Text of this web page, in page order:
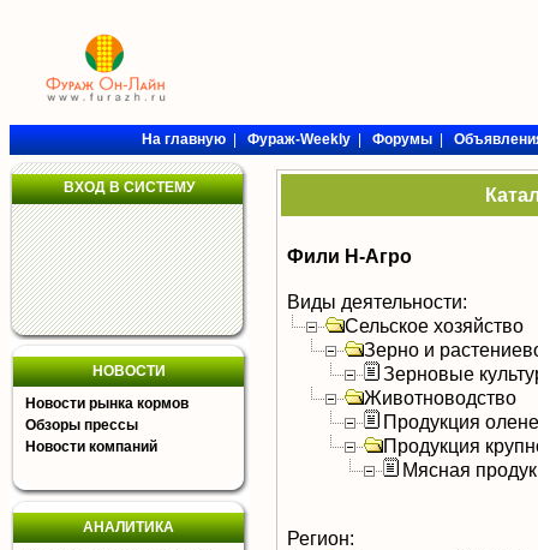
На главную|Фураж-Weekly|Форумы|
ВХОД В СИСТЕМУ
НОВОСТИ
Новости рынка кормов
Обзоры прессы
Новости компаний
АНАЛИТИКА
Фили Н-Агро
Виды деятельности:
Сельское хозяйство
Зерно и
Зерновые
Животноводство
Продукция
Продукция
Мясная
Регион: